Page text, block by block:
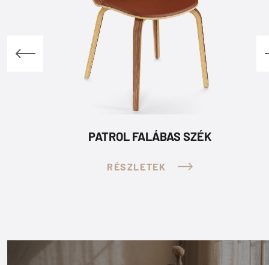
PATROL FALÁBAS SZÉK
RÉSZLETEK